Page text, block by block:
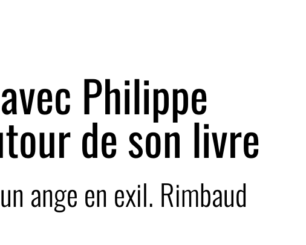
Philippe
de son livre
ange en exil. Rimbaud